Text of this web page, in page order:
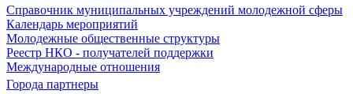
Справочник муниципальных учреждений молодежной сферы
Календарь мероприятий
Молодежные общественные структуры
Реестр НКО - получателей поддержки
Международные отношения
Города партнеры